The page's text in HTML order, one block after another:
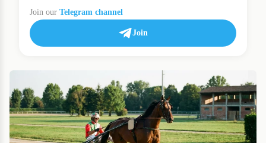
Join our Telegram channel
Join